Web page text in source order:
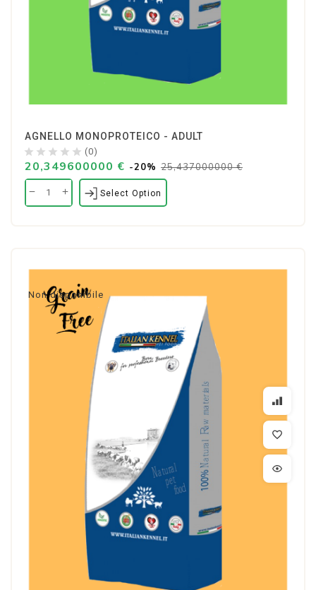
AGNELLO MONOPROTEICO - ADULT
(0)
20,349600000 € -20% 25,437000000 €
Select Option
Non disponibile